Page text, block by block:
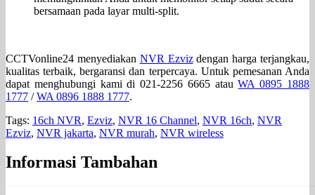
bersamaan pada layar multi-split.
CCTVonline24 menyediakan NVR Ezvizdengan harga terjangkau,
kualitas terbaik, bergaransi dan terpercaya. Untuk pemesanan Anda
dapat menghubungi kami di 021-2256 6665 atauWA 0895 1888
1777 /WA 0896 1888 1777.
Tags: 16ch NVR, Ezviz, NVR 16 Channel, NVR 16ch, NVR
Ezviz, NVR jakarta, NVR murah, NVR wireless
Informasi Tambahan